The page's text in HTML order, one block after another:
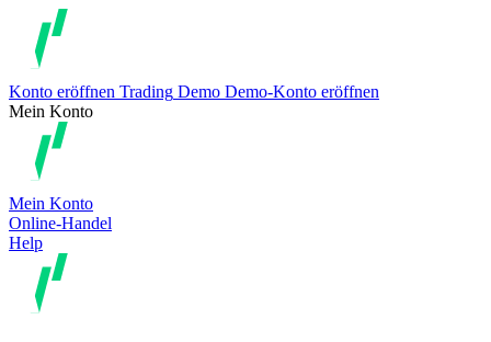
Konto eröffnen Trading Demo Demo-Konto eröffnen
Mein Konto
Mein Konto
Online-Handel
Help